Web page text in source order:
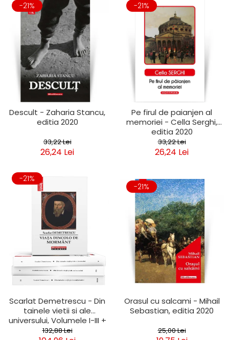
-21%
Descult - Zaharia Stancu,
editia 2020
33,22 Lei
26,24 Lei
-21%
Pe firul de paianjen al
memoriei - Cella Serghi,
editia 2020
33,22 Lei
26,24 Lei
-21%
Scarlat Demetrescu - Din
tainele vietii si ale
universului, Volumele I-III +
Viata dincolo de mormant
132,88 Lei
-21%
Orasul cu salcami - Mihail
Sebastian, editia 2020
25,00 Lei